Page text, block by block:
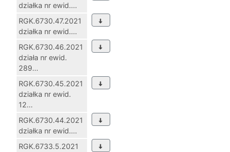
działka nr ewid....
RGK.6730.47.2021
działka nr ewid....
RGK.6730.46.2021
działa nr ewid.
289...
RGK.6730.45.2021
działka nr ewid.
12...
RGK.6730.44.2021
działka nr ewid....
RGK.6733.5.2021